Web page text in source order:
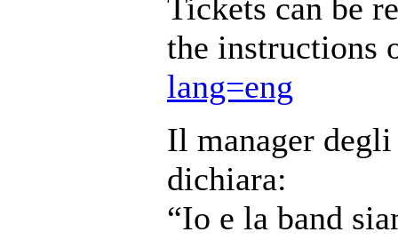
Tickets can be
the instructions
lang=eng
Il manager
dichiara:
“Io e la band